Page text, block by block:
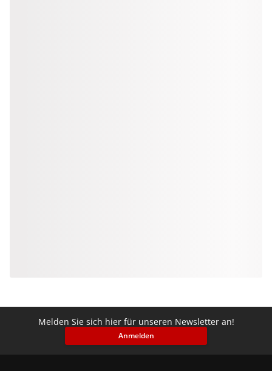
Melden Sie sich hier für unseren Newsletter an!
Anmelden